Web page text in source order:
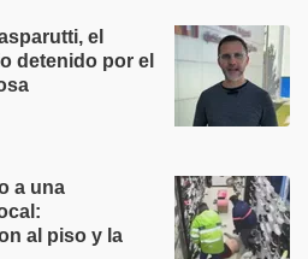
el
detenido por el
a una
al piso y la